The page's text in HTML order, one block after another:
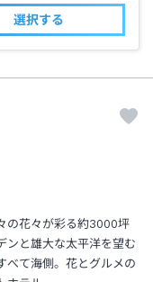
選択する
の花々が彩る約3000坪
ンと雄大な太平洋を望む
べて海側。花とグルメの